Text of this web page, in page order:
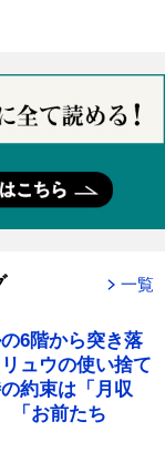
一覧
6階から突き落
ュウの使い捨て
約束は「月収
「お前たち